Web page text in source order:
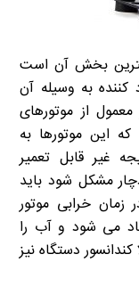
بخش آن است
به وسیله آن
از موتورهای
این موتورها به
غیر قابل تعمیر
مشکل شود باید
خرابی موتور
می شود و آب را
دستگاه نیز